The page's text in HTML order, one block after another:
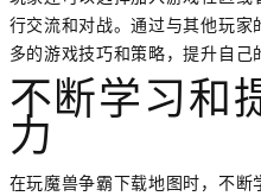
行交流和对战。通过与其他玩
多的游戏技巧和策略，提升自己
不断学习和
力
在玩魔兽争霸下载地图时，不断